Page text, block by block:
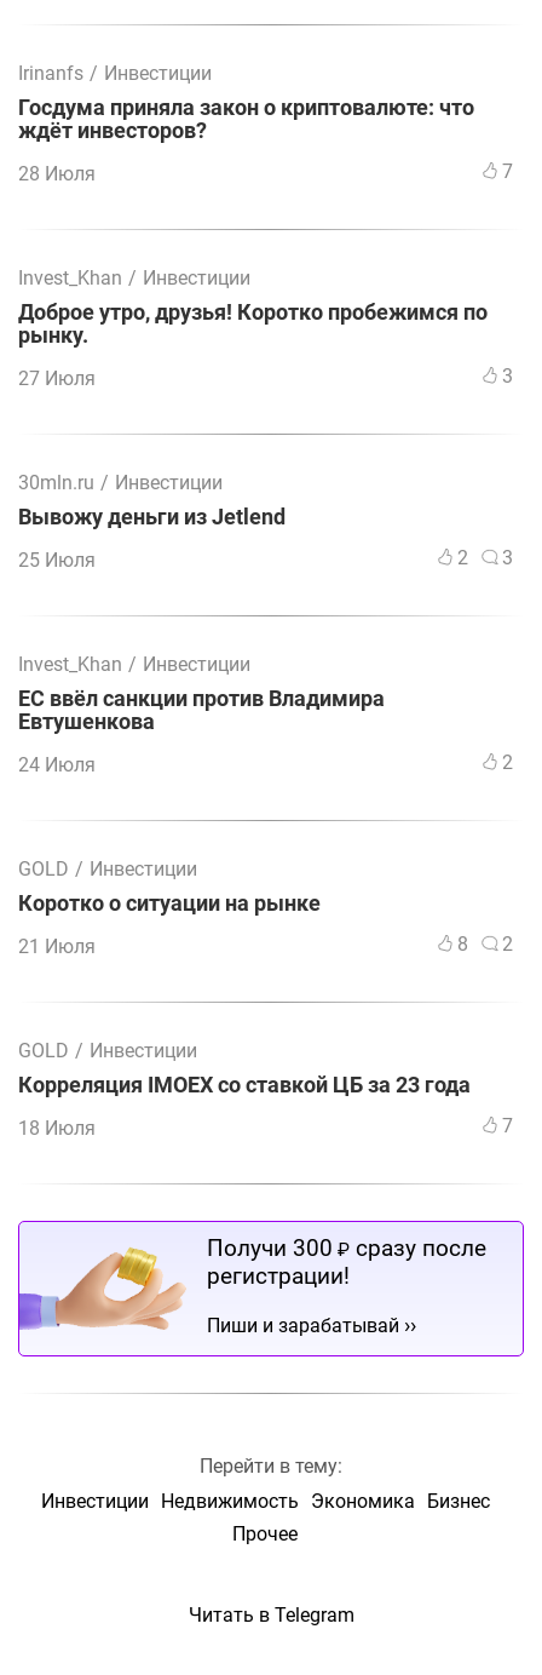
Irinanfs / Инвестиции
Госдума приняла закон о криптовалюте: что
ждёт инвесторов?
28 Июля 7
Invest_Khan / Инвестиции
Доброе утро, друзья! Коротко пробежимся по
рынку.
27 Июля 3
30mln.ru / Инвестиции
Вывожу деньги из Jetlend
25 Июля 2 3
Invest_Khan / Инвестиции
ЕС ввёл санкции против Владимира
Евтушенкова
24 Июля 2
GOLD / Инвестиции
Коротко о ситуации на рынке
21 Июля 8 2
GOLD / Инвестиции
Корреляция IMOEX со ставкой ЦБ за 23 года
18 Июля 7
Получи 300 ₽ сразу после
регистрации!
Пиши и зарабатывай ››
Перейти в тему:
Инвестиции
Недвижимость Экономика
Бизнес
Прочее
Читать в Telegram